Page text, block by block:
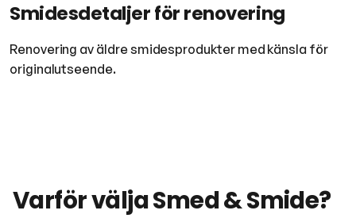
Smidesdetaljer för renovering
Renovering av äldre smidesprodukter med känsla för
originalutseende.
Varför välja Smed & Smide?